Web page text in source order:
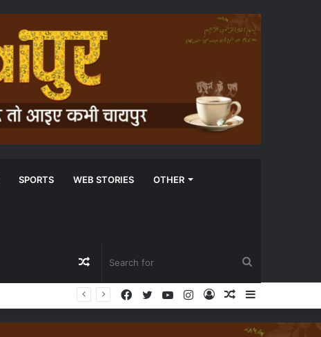
SPORTS WEB STORIES OTHER
for
Random
Article
Sidebar
Random
Log
Instagram
YouTube
Twitter
Facebook